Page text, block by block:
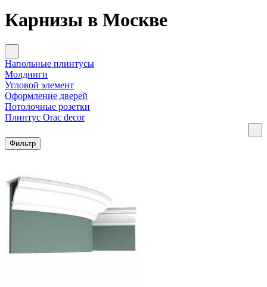
Карнизы в Москве
Напольные плинтусы
Молдинги
Угловой элемент
Оформление дверей
Потолочные розетки
Плинтус Orac decor
Фильтр